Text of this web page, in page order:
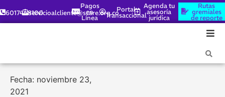
6017448100servicioalcliente@scare.org.co
Pagos
en
Línea
Portal
Transaccional
Agenda tu
asesoría
jurídica
Rutas
gremiales
de reporte
Fecha: noviembre 23,
2021